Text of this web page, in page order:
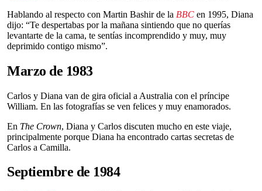
Hablando al respecto con Martin Bashir de la BBC en 1995, Diana
dijo: “Te despertabas por la mañana sintiendo que no querías
levantarte de la cama, te sentías incomprendido y muy, muy
deprimido contigo mismo”.
Marzo de 1983
Carlos y Diana van de gira oficial a Australia con el príncipe
William. En las fotografías se ven felices y muy enamorados.
En The Crown, Diana y Carlos discuten mucho en este viaje,
principalmente porque Diana ha encontrado cartas secretas de
Carlos a Camilla.
Septiembre de 1984